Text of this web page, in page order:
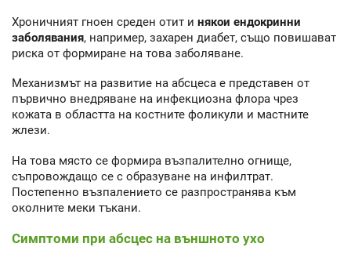
Хроничният гноен среден отит и някои ендокринни
заболявания, например, захарен диабет, също повишават
риска от формиране на това заболяване.
Механизмът на развитие на абсцеса е представен от
първично внедряване на инфекциозна флора чрез
кожата в областта на костните фоликули и мастните
жлези.
На това място се формира възпалително огнище,
съпровождащо се с образуване на инфилтрат.
Постепенно възпалението се разпространява към
околните меки тъкани.
Симптоми при абсцес на външното ухо